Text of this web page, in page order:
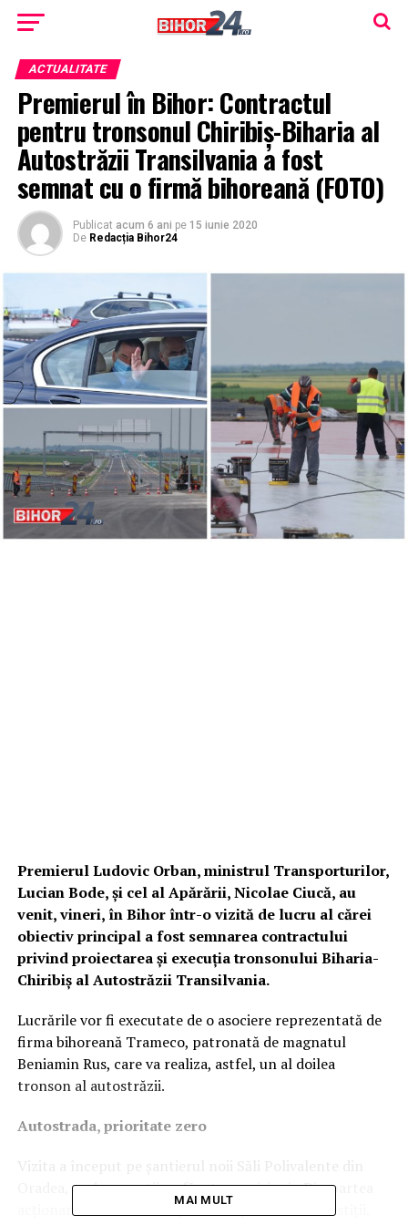
ACTUALITATE
Premierul în Bihor: Contractul
pentru tronsonul Chiribiş-Biharia al
Autostrăzii Transilvania a fost
semnat cu o firmă bihoreană (FOTO)
Publicat acum 6 ani pe 15 iunie 2020
De Redacția Bihor24
Premierul Ludovic Orban, ministrul Transporturilor,
Lucian Bode, și cel al Apărării, Nicolae Ciucă, au
venit, vineri, în Bihor într-o vizită de lucru al cărei
obiectiv principal a fost semnarea contractului
privind proiectarea și execuția tronsonului Biharia-
Chiribiș al Autostrăzii Transilvania.
Lucrările vor fi executate de o asociere reprezentată de
firma bihoreană Trameco, patronată de magnatul
Beniamin Rus, care va realiza, astfel, un al doilea
tronson al autostrăzii.
Autostrada, prioritate zero
Vizita a început pe șantierul noii Săli Polivalente din
Oradea, unde oaspeții au făcut promisiuni. „Din partea
acţionarului unic al Companiei Naţionale de Investiţii,
MAI MULT